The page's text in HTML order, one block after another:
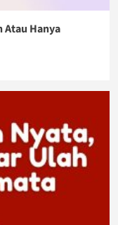
Atau Hanya